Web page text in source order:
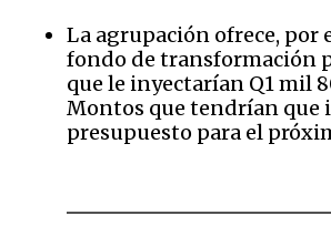
La agrupación ofrece, por
fondo de transformación
que le inyectarían Q1 mil
Montos que tendrían que
presupuesto para el